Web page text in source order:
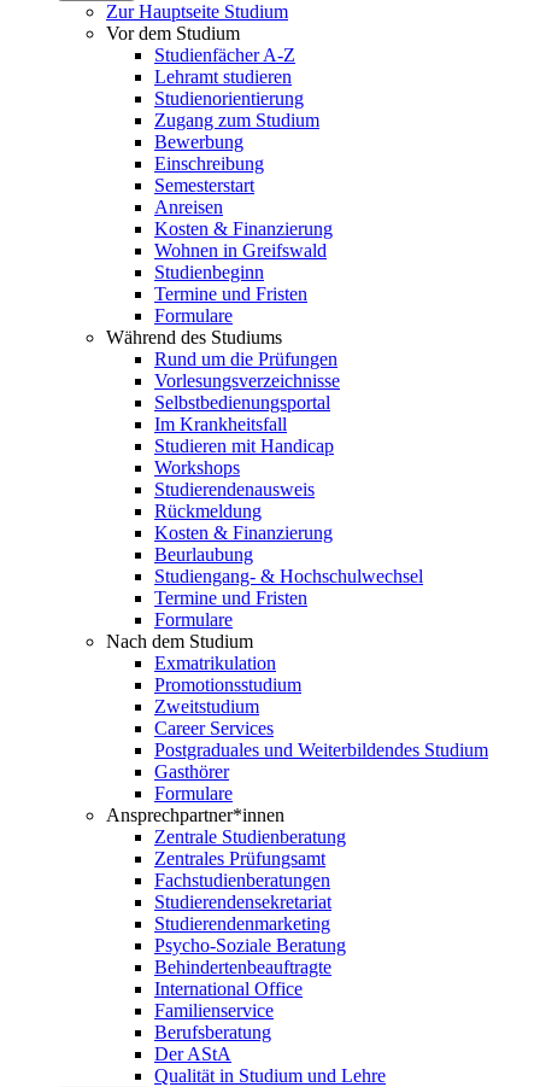
Zur Hauptseite Studium
Vor dem Studium
Studienfächer A-Z
Lehramt studieren
Studienorientierung
Zugang zum Studium
Bewerbung
Einschreibung
Semesterstart
Anreisen
Kosten & Finanzierung
Wohnen in Greifswald
Studienbeginn
Termine und Fristen
Formulare
Während des Studiums
Rund um die Prüfungen
Vorlesungsverzeichnisse
Selbstbedienungsportal
Im Krankheitsfall
Studieren mit Handicap
Workshops
Studierendenausweis
Rückmeldung
Kosten & Finanzierung
Beurlaubung
Studiengang- & Hochschulwechsel
Termine und Fristen
Formulare
Nach dem Studium
Exmatrikulation
Promotionsstudium
Zweitstudium
Career Services
Postgraduales und Weiterbildendes Studium
Gasthörer
Formulare
Ansprechpartner*innen
Zentrale Studienberatung
Zentrales Prüfungsamt
Fachstudienberatungen
Studierendensekretariat
Studierendenmarketing
Psycho-Soziale Beratung
Behindertenbeauftragte
International Office
Familienservice
Berufsberatung
Der AStA
Qualität in Studium und Lehre